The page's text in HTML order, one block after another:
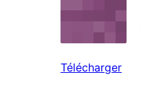
Télécharger